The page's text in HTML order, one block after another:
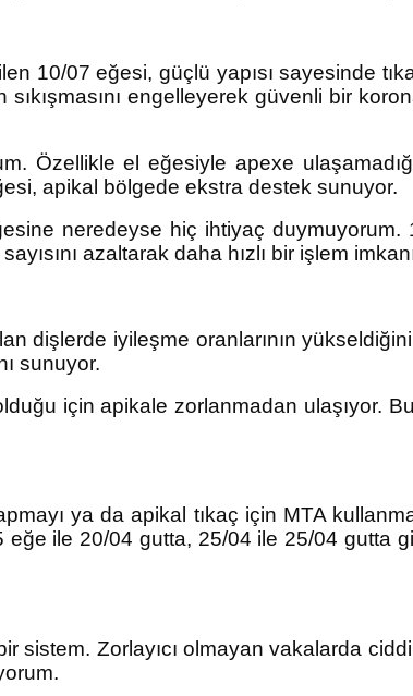
07 eğesi, güçlü yapısı sayesinde
engelleyerek güvenli bir
Özellikle el eğesiyle apexe
apikal bölgede ekstra destek sunuyor.
neredeyse hiç ihtiyaç duymuyorum.
azaltarak daha hızlı bir işlem
dişlerde iyileşme oranlarının
sunuyor.
için apikale zorlanmadan ulaşıyor.
ya da apikal tıkaç için MTA
ile 20/04 gutta, 25/04 ile 25/04 gutta
Zorlayıcı olmayan vakalarda